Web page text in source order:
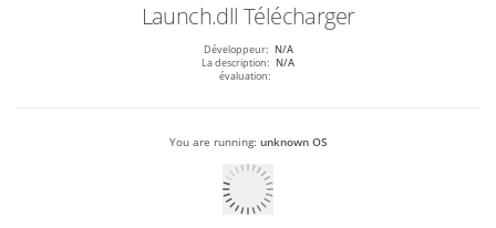
Launch.dll Télécharger
Développeur: N/A
La description: N/A
évaluation:
You are running: unknown OS